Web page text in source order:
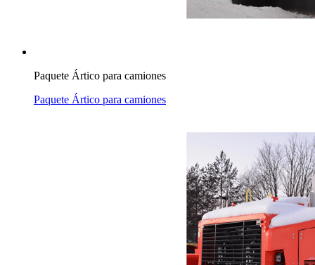
Paquete Ártico para camiones
Paquete Ártico para camiones